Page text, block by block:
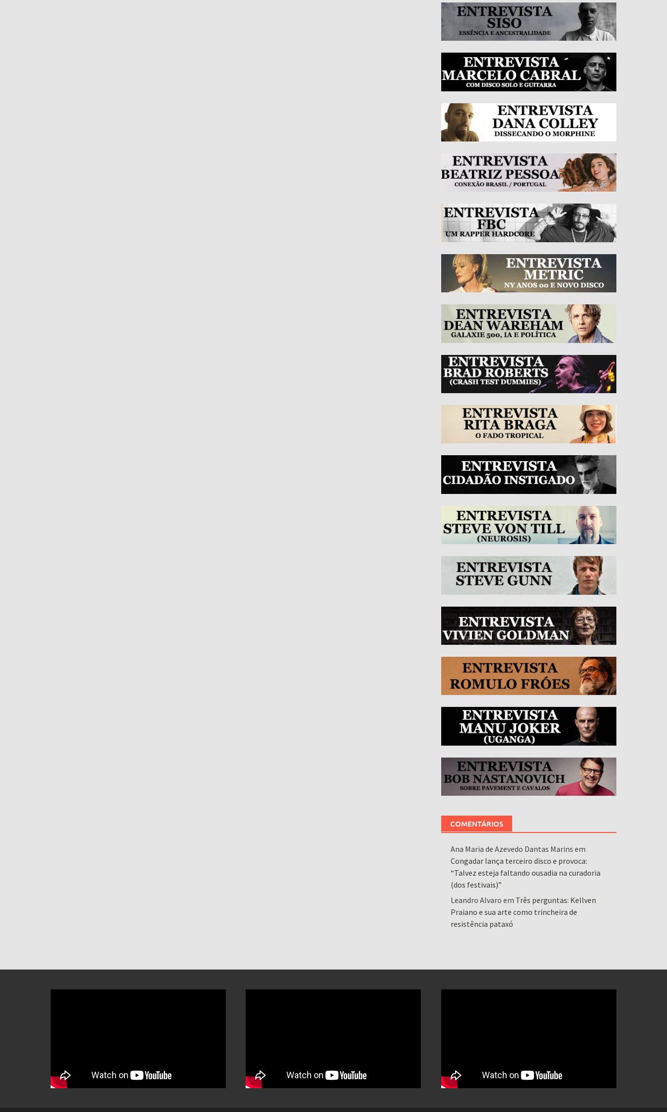
COMENTÁRIOS
Ana Maria de Azevedo Dantas Marins em
Congadar lança terceiro disco e provoca:
“Talvez esteja faltando ousadia na curadoria
(dos festivais)”
Leandro Alvaro em Três perguntas: Kellven
Praiano e sua arte como trincheira de
resistência pataxó